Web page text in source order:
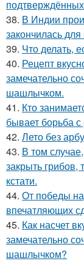
38. В Индии
закончилась
39. Что делать,
40. Рецепт
замечательно
шашлычком.
41. Кто
бывает борьба
42. Лето без
43. В том
закрыть грибов,
кстати.
44. От победы
впечатляющих
45. Как насчет
замечательно
шашлычком?